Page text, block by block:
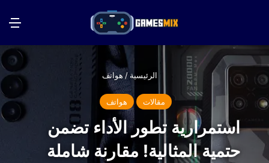
الرئيسية / هواتف
مقالات هواتف
استمرارية تطور الأداء تضمن
حتمية المثالية! مقارنة شاملة